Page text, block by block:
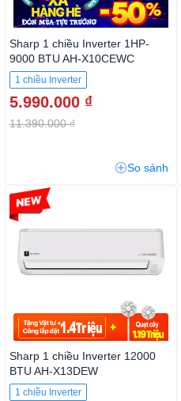
Sharp 1 chiều Inverter 1HP-
9000 BTU AH-X10CEWC
1 chiều Inverter
5.990.000 ₫
11.390.000 ₫
So sánh
Sharp 1 chiều Inverter 12000
BTU AH-X13DEW
1 chiều Inverter
-30%